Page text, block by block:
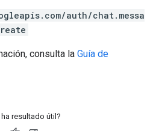
auth/chat.messa
consulta la Guía de
ha resultado útil?